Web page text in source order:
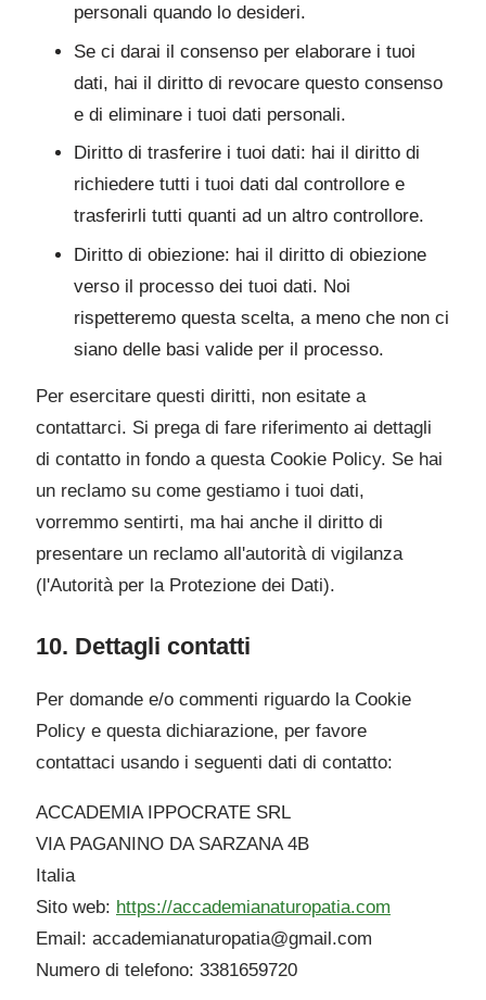
personali quando lo desideri.
Se ci darai il consenso per elaborare i tuoi
dati, hai il diritto di revocare questo consenso
e di eliminare i tuoi dati personali.
Diritto di trasferire i tuoi dati: hai il diritto di
richiedere tutti i tuoi dati dal controllore e
trasferirli tutti quanti ad un altro controllore.
Diritto di obiezione: hai il diritto di obiezione
verso il processo dei tuoi dati. Noi
rispetteremo questa scelta, a meno che non ci
siano delle basi valide per il processo.
Per esercitare questi diritti, non esitate a
contattarci. Si prega di fare riferimento ai dettagli
di contatto in fondo a questa Cookie Policy. Se hai
un reclamo su come gestiamo i tuoi dati,
vorremmo sentirti, ma hai anche il diritto di
presentare un reclamo all'autorità di vigilanza
(l'Autorità per la Protezione dei Dati).
10. Dettagli contatti
Per domande e/o commenti riguardo la Cookie
Policy e questa dichiarazione, per favore
contattaci usando i seguenti dati di contatto:
ACCADEMIA IPPOCRATE SRL
VIA PAGANINO DA SARZANA 4B
Italia
Sito web: https://accademianaturopatia.com
Email: accademianaturopatia@gmail.com
Numero di telefono: 3381659720